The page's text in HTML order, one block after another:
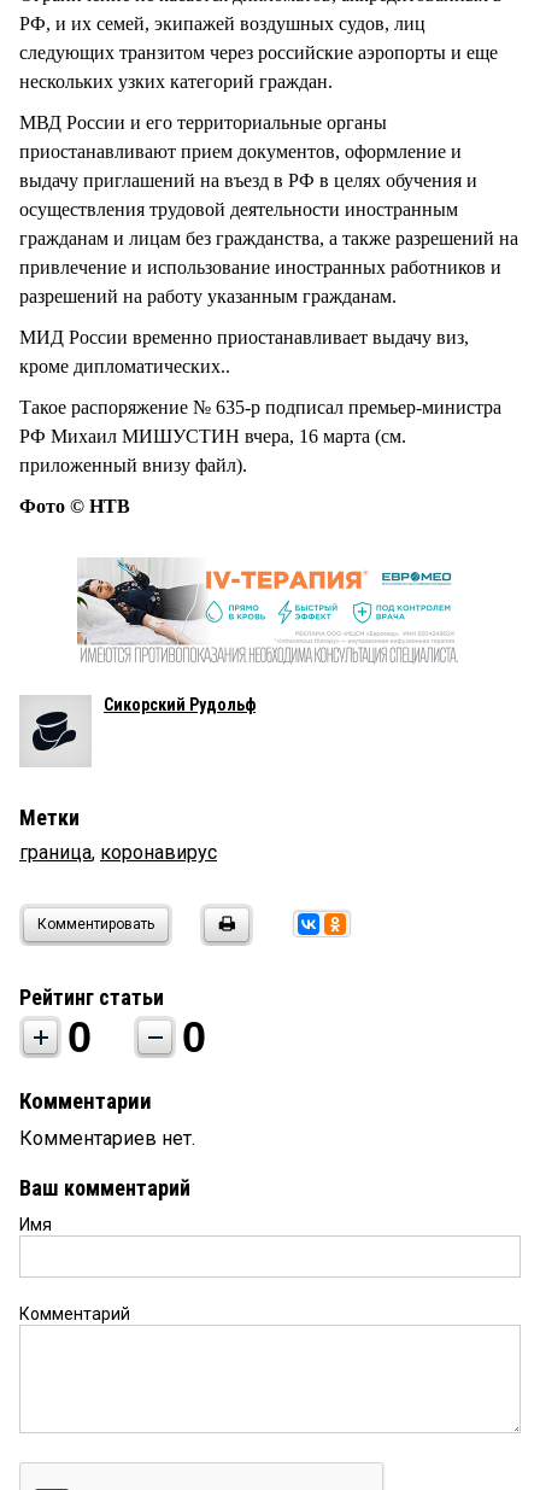
РФ, и их семей, экипажей воздушных судов, лиц
следующих транзитом через российские аэропорты и еще
нескольких узких категорий граждан.
МВД России и его территориальные органы
приостанавливают прием документов, оформление и
выдачу приглашений на въезд в РФ в целях обучения и
осуществления трудовой деятельности иностранным
гражданам и лицам без гражданства, а также разрешений на
привлечение и использование иностранных работников и
разрешений на работу указанным гражданам.
МИД России временно приостанавливает выдачу виз,
кроме дипломатических..
Такое распоряжение № 635-р подписал премьер-министра
РФ Михаил МИШУСТИН вчера, 16 марта (см.
приложенный внизу файл).
Фото © НТВ
Сикорский Рудольф
Метки
граница, коронавирус
Комментировать
Рейтинг статьи
0 0
Комментарии
Комментариев нет.
Ваш комментарий
Имя
Комментарий